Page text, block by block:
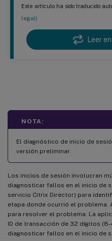
Este artículo ha sido traducido
legal)
Leer
NOTA:
El diagnóstico de inicio de
versión preliminar.
Los inicios de sesión involucran
diagnosticar fallos en el inicio de
servicio Citrix Director) para
etapa donde ocurrió el problema.
para resolver el problema. La
ID de transacción de 32 dígitos
diagnosticar fallos en el inicio de